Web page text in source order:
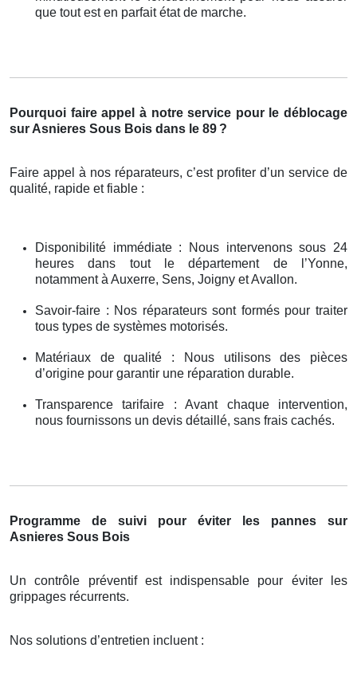
que tout est en parfait état de marche.
Pourquoi faire appel à notre service pour le déblocage
sur Asnieres Sous Bois dans le 89 ?
Faire appel à nos réparateurs, c’est profiter d’un service de
qualité, rapide et fiable :
Disponibilité immédiate : Nous intervenons sous 24
heures dans tout le département de l’Yonne,
notamment à Auxerre, Sens, Joigny et Avallon.
Savoir-faire : Nos réparateurs sont formés pour traiter
tous types de systèmes motorisés.
Matériaux de qualité : Nous utilisons des pièces
d’origine pour garantir une réparation durable.
Transparence tarifaire : Avant chaque intervention,
nous fournissons un devis détaillé, sans frais cachés.
Programme de suivi pour éviter les pannes sur
Asnieres Sous Bois
Un contrôle préventif est indispensable pour éviter les
grippages récurrents.
Nos solutions d’entretien incluent :